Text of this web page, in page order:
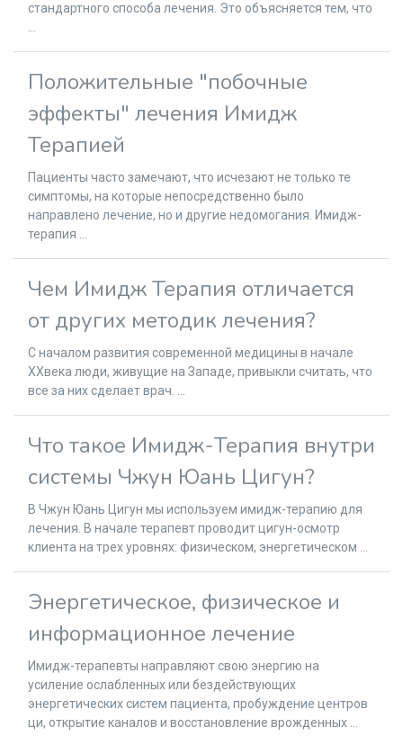
стандартного способа лечения. Это объясняется тем, что
...
Положительные "побочные
эффекты" лечения Имидж
Терапией
Пациенты часто замечают, что исчезают не только те
симптомы, на которые непосредственно было
направлено лечение, но и другие недомогания. Имидж-
терапия ...
Чем Имидж Терапия отличается
от других методик лечения?
С началом развития современной медицины в начале
XXвека люди, живущие на Западе, привыкли считать, что
все за них сделает врач. ...
Что такое Имидж-Терапия внутри
системы Чжун Юань Цигун?
В Чжун Юань Цигун мы используем имидж-терапию для
лечения. В начале терапевт проводит цигун-осмотр
клиента на трех уровнях: физическом, энергетическом ...
Энергетическое, физическое и
информационное лечение
Имидж-терапевты направляют свою энергию на
усиление ослабленных или бездействующих
энергетических систем пациента, пробуждение центров
ци, открытие каналов и восстановление врожденных ...